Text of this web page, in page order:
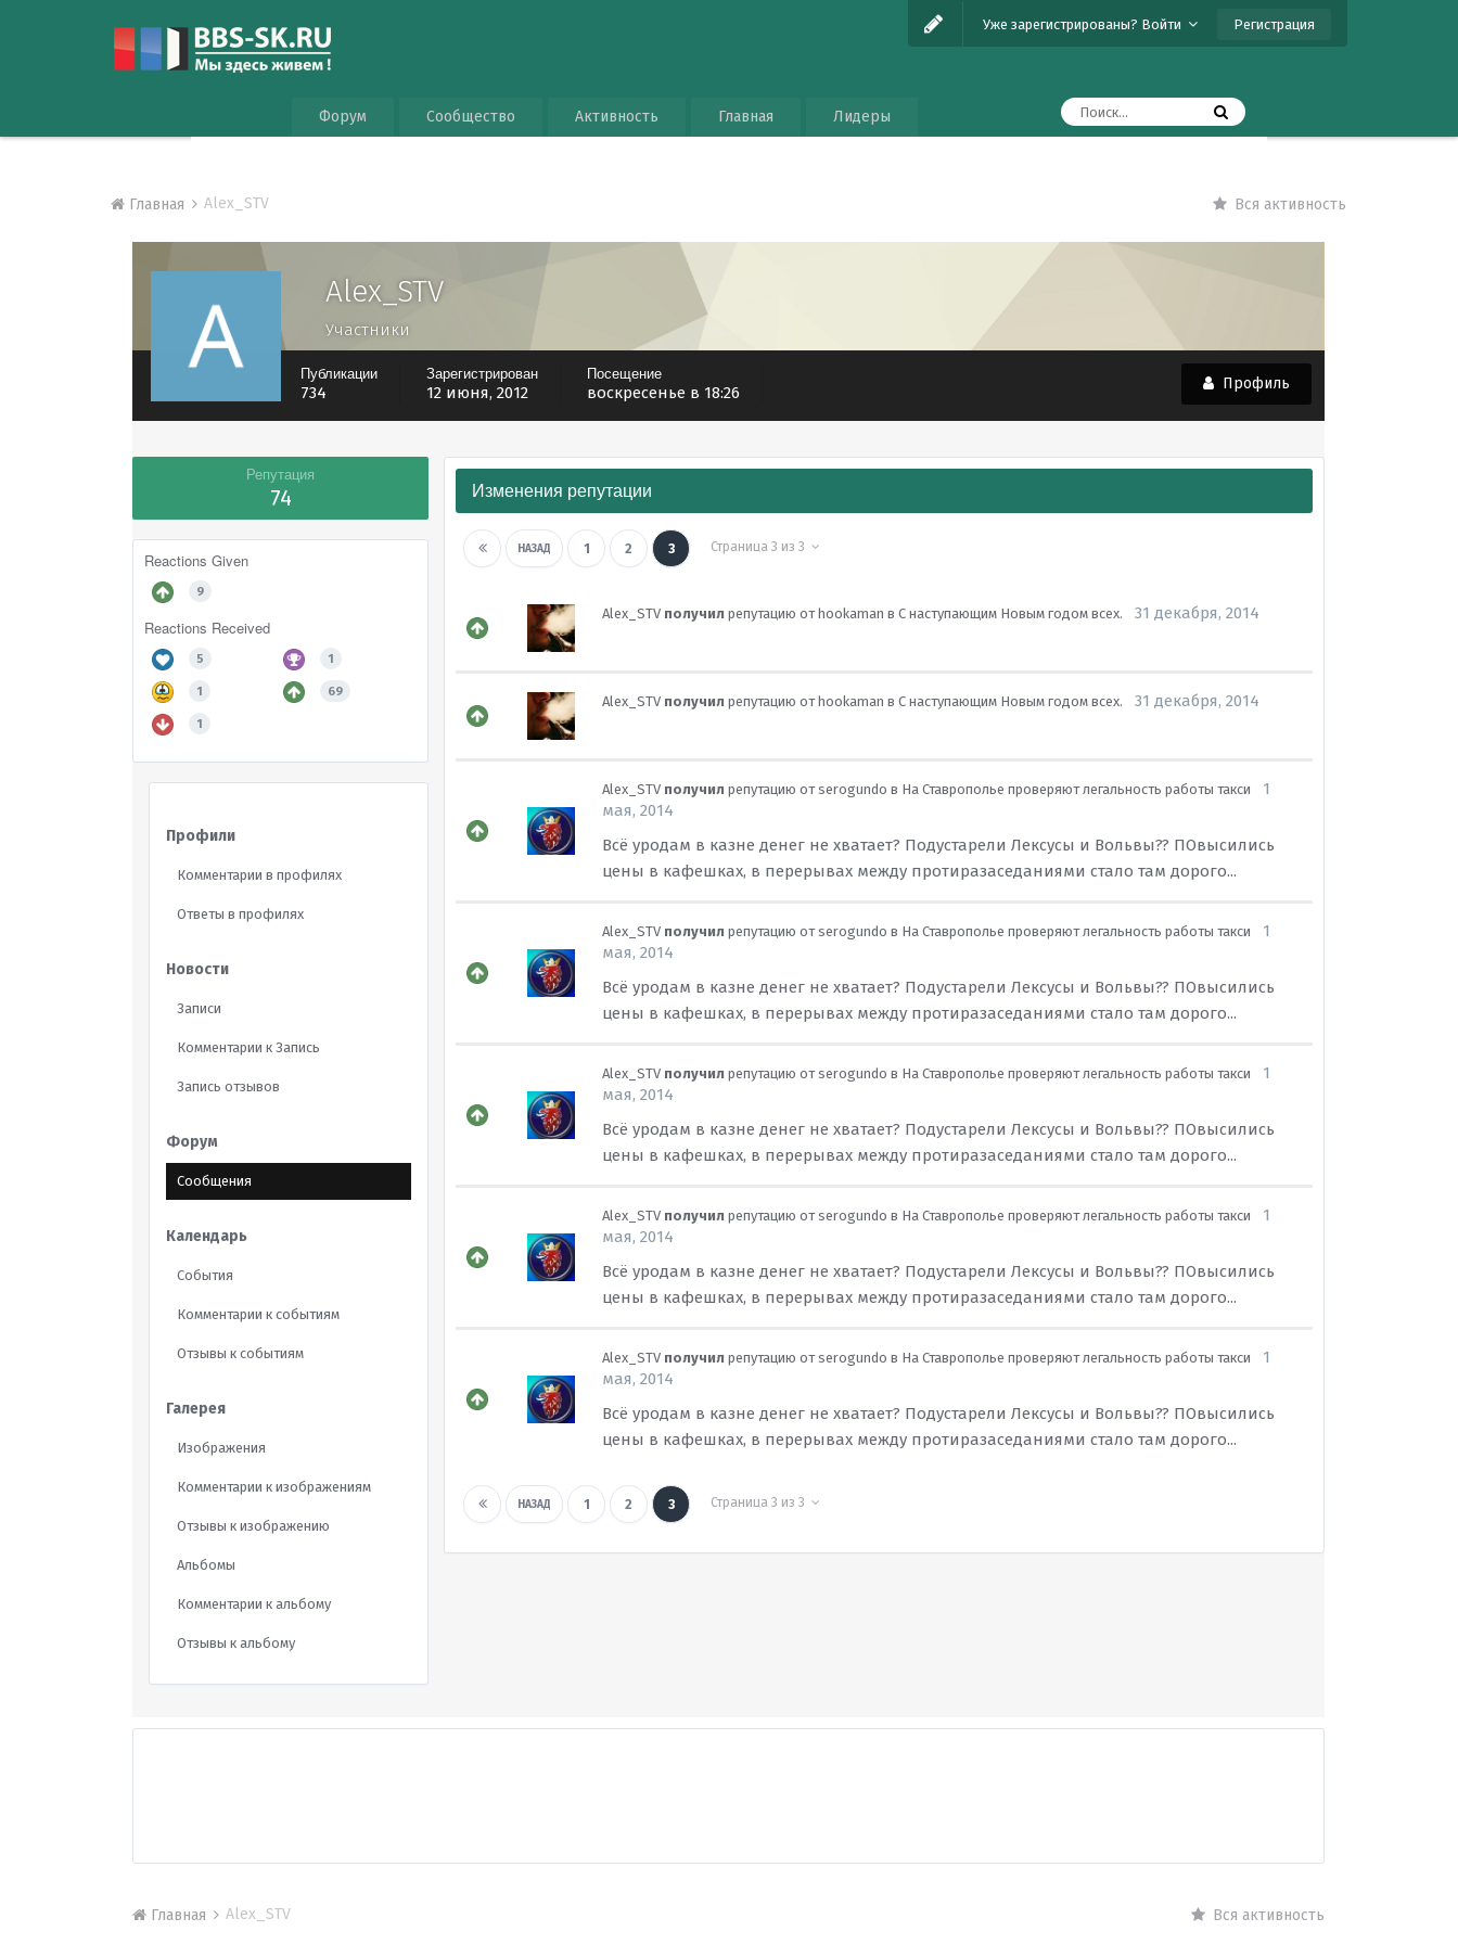
Уже зарегистрированы? Войти Регистрация
Форум Сообщество Активность Главная Лидеры
Вся активность
Главная Alex_STV
Alex_STV
Участники
Профиль
Публикации
734
Зарегистрирован
12 июня, 2012
Посещение
воскресенье в 18:26
Репутация
74
Reactions Given
9
Reactions Received
5 1
1 69
1
Профили
Комментарии в профилях
Ответы в профилях
Новости
Записи
Комментарии к Запись
Запись отзывов
Форум
Сообщения
Календарь
События
Комментарии к событиям
Отзывы к событиям
Галерея
Изображения
Комментарии к изображениям
Отзывы к изображению
Альбомы
Комментарии к альбому
Отзывы к альбому
Изменения репутации
НАЗАД 1 2 3 Страница 3 из 3
Alex_STV получил репутацию от hookaman вС наступающим Новым годом всех. 31 декабря, 2014
Alex_STV получил репутацию от hookaman вС наступающим Новым годом всех. 31 декабря, 2014
Alex_STV получил репутацию отserogundo в На Ставрополье проверяют легальность работы такси
1
мая, 2014
Всё уродам в казне денег не хватает? Подустарели Лексусы и Вольвы?? ПОвысились
цены в кафешках, в перерывах между протиразаседаниями стало там дорого...
Alex_STV получил репутацию отserogundo в На Ставрополье проверяют легальность работы такси
1
мая, 2014
Всё уродам в казне денег не хватает? Подустарели Лексусы и Вольвы?? ПОвысились
цены в кафешках, в перерывах между протиразаседаниями стало там дорого...
Alex_STV получил репутацию отserogundo в На Ставрополье проверяют легальность работы такси
1
мая, 2014
Всё уродам в казне денег не хватает? Подустарели Лексусы и Вольвы?? ПОвысились
цены в кафешках, в перерывах между протиразаседаниями стало там дорого...
Alex_STV получил репутацию отserogundo в На Ставрополье проверяют легальность работы такси
1
мая, 2014
Всё уродам в казне денег не хватает? Подустарели Лексусы и Вольвы?? ПОвысились
цены в кафешках, в перерывах между протиразаседаниями стало там дорого...
Alex_STV получил репутацию отserogundo в На Ставрополье проверяют легальность работы такси
1
мая, 2014
Всё уродам в казне денег не хватает? Подустарели Лексусы и Вольвы?? ПОвысились
цены в кафешках, в перерывах между протиразаседаниями стало там дорого...
НАЗАД 1 2 3 Страница 3 из 3
Вся активность
Главная Alex_STV